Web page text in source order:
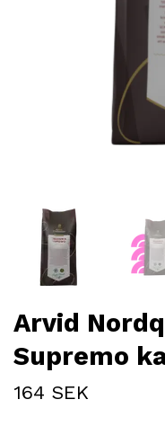
Arvid
Supremo
164 SEK